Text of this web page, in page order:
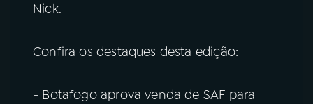
YouTube Facebook
Nick.
Confira os destaques desta edição:
- Botafogo aprova venda de SAF para